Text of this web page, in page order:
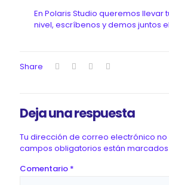
En Polaris Studio queremos llevar
nivel, escríbenos y demos juntos
Share
Deja una respuesta
Tu dirección de correo electrónico
campos obligatorios están
Comentario *